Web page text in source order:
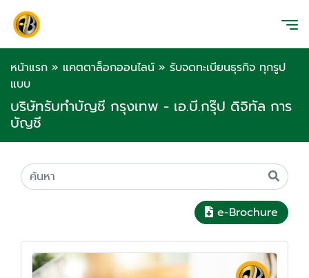
หน้าแรก » แคตตาล็อกออนไลน์ » รับจดทะเบียนธุรกิจ ทุกรูป
แบบ
บริษัทรับทำบัญชี กรุงเทพ - เอ.บี.กรุ๊ป ดิจิทัล การ
บัญชี
e-Brochure